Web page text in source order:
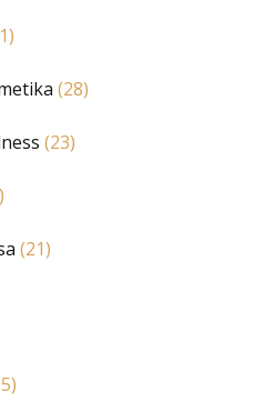
(28)
(23)
(21)